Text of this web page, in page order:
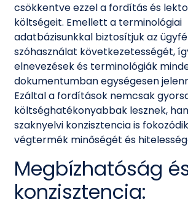
csökkentve ezzel a fordítás és
költségeit. Emellett a terminológiai
adatbázisunkkal biztosítjuk az
szóhasználat következetességét,
elnevezések és terminológiák
dokumentumban egységesen
Ezáltal a fordítások nemcsak
költséghatékonyabbak lesznek,
szaknyelvi konzisztencia is
végtermék minőségét és
Megbízhatóság
konzisztencia: